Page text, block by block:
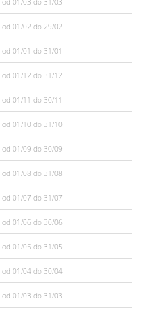
od 01/03 do 31/03
od 01/02 do 29/02
od 01/01 do 31/01
od 01/12 do 31/12
od 01/11 do 30/11
od 01/10 do 31/10
od 01/09 do 30/09
od 01/08 do 31/08
od 01/07 do 31/07
od 01/06 do 30/06
od 01/05 do 31/05
od 01/04 do 30/04
od 01/03 do 31/03